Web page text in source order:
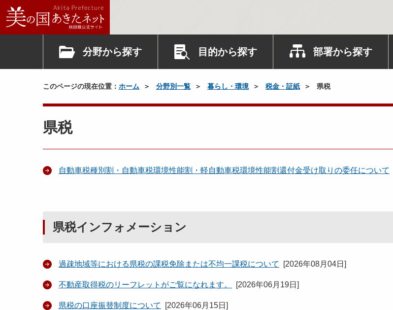
分野から探す 目的から探す 部署から探す
このページの現在位置： ホーム 分野別一覧 暮らし・環境 税金・証紙 県税
県税
自動車税種別割・自動車税環境性能割・軽自動車税環境性能割還付金受け取りの委任について
県税インフォメーション
過疎地域等における県税の課税免除または不均一課税について [2026年08月04日 ]
不動産取得税のリーフレットがご覧になれます。 [2026年06月19日 ]
県税の口座振替制度について [2026年06月15日 ]